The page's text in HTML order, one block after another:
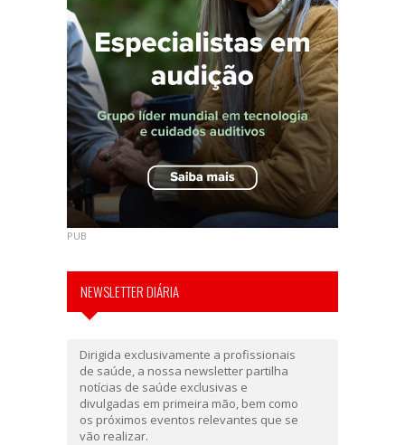
PUB
NEWSLETTER DIÁRIA
Dirigida exclusivamente a profissionais
de saúde, a nossa newsletter partilha
notícias de saúde exclusivas e
divulgadas em primeira mão, bem como
os próximos eventos relevantes que se
vão realizar.